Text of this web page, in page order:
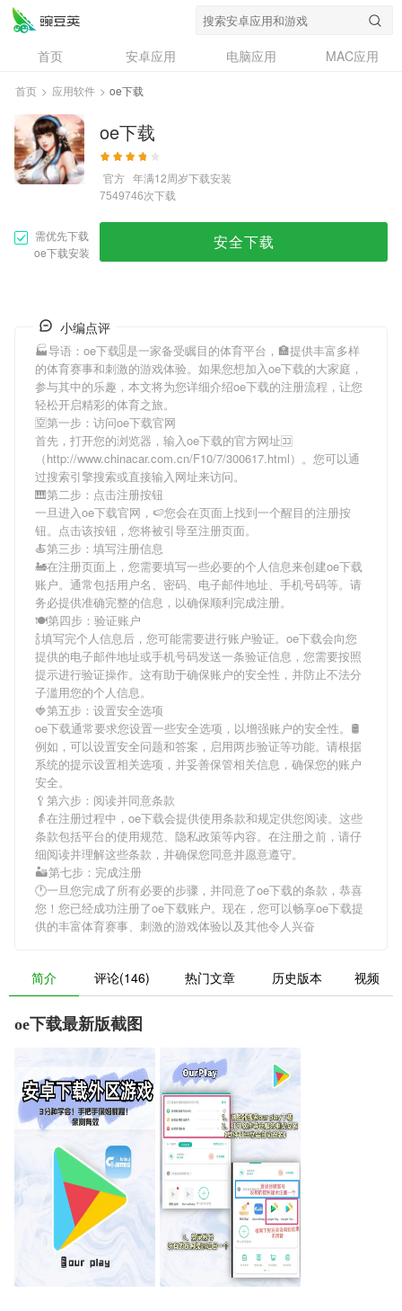
首页 安卓应用 电脑应用
MAC应用
资讯
专题
问答
首页 > 应用软件 > oe下载
oe下载
官方 年满12周岁下载安装
7549746次下载
需优先下载
oe下载安装
安全下载
小编点评
🏭导语： oe下载🎚是一家备受瞩目的体育平台，🏣提供丰富多样
的体育赛事和刺激的游戏体验。如果您想加入oe下载的大家庭，
参与其中的乐趣，本文将为您详细介绍oe下载的注册流程，让您
轻松开启精彩的体育之旅。
🈳第一步：访问oe下载官网
首先，打开您的浏览器，输入oe下载的官方网址🈁
（http://www.chinacar.com.cn/F10/7/300617.html）。您可以通
过搜索引擎搜索或直接输入网址来访问。
🎹第二步：点击注册按钮
一旦进入oe下载官网，🍉您会在页面上找到一个醒目的注册按
钮。点击该按钮，您将被引导至注册页面。
🍝第三步：填写注册信息
🚂在注册页面上，您需要填写一些必要的个人信息来创建oe下载
账户。通常包括用户名、密码、电子邮件地址、手机号码等。请
务必提供准确完整的信息，以确保顺利完成注册。
🍽第四步：验证账户
🍾填写完个人信息后，您可能需要进行账户验证。 oe下载会向您
提供的电子邮件地址或手机号码发送一条验证信息，您需要按照
提示进行验证操作。这有助于确保账户的安全性，并防止不法分
子滥用您的个人信息。
🍓第五步：设置安全选项
oe下载通常要求您设置一些安全选项，以增强账户的安全性。🛢
例如，可以设置安全问题和答案，启用两步验证等功能。请根据
系统的提示设置相关选项，并妥善保管相关信息，确保您的账户
安全。
🥄第六步：阅读并同意条款
👵在注册过程中， oe下载会提供使用条款和规定供您阅读。这些
条款包括平台的使用规范、隐私政策等内容。在注册之前，请仔
细阅读并理解这些条款，并确保您同意并愿意遵守。
🏜第七步：完成注册
🕐一旦您完成了所有必要的步骤，并同意了oe下载的条款，恭喜
您！您已经成功注册了oe下载账户。现在，您可以畅享oe下载提
供的丰富体育赛事、刺激的游戏体验以及其他令人兴奋
简介 评论(146) 热门文章 历史版本 视频
oe下载最新版截图